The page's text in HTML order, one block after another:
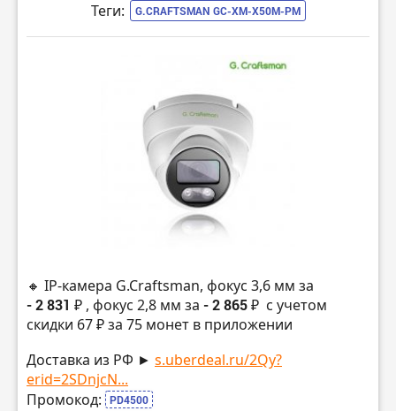
Теги: G.CRAFTSMAN GC-XM-X50M-PM
🔸 IP-камера G.Craftsman, фокус 3,6 мм за
- 2 831 ₽ , фокус 2,8 мм за - 2 865 ₽ с учетом
скидки 67 ₽ за 75 монет в приложении
Доставка из РФ ► s.uberdeal.ru/2Qy?
erid=2SDnjcN...
Промокод:
PD4500